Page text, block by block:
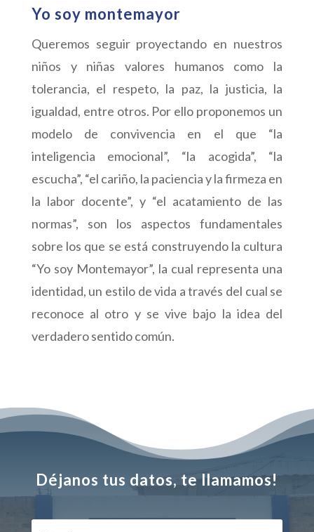
Yo soy montemayor
Queremos seguir proyectando en nuestros
niños y niñas valores humanos como la
tolerancia, el respeto, la paz, la justicia, la
igualdad, entre otros. Por ello proponemos un
modelo de convivencia en el que “la
inteligencia emocional”, “la acogida”, “la
escucha”, “el cariño, la paciencia y la firmeza en
la labor docente”, y “el acatamiento de las
normas”, son los aspectos fundamentales
sobre los que se está construyendo la cultura
“Yo soy Montemayor”, la cual representa una
identidad, un estilo de vida a través del cual se
reconoce al otro y se vive bajo la idea del
verdadero sentido común.
Déjanos tus datos, te llamamos!